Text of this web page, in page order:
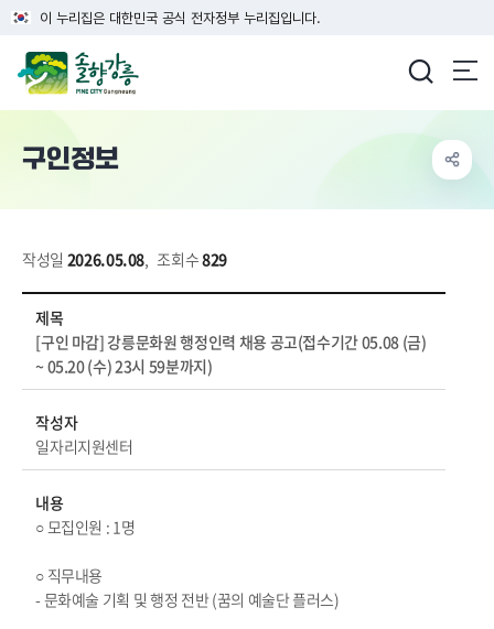
이 누리집은 대한민국 공식 전자정부 누리집입니다.
구인정보
작성일 2026.05.08, 조회수829
제목
[구인 마감] 강릉문화원 행정인력 채용 공고(접수기간 05.08 (금)
~ 05.20 (수) 23시 59분까지)
작성자
일자리지원센터
내용
○ 모집인원 : 1명
○ 직무내용
- 문화예술 기획 및 행정 전반 (꿈의 예술단 플러스)